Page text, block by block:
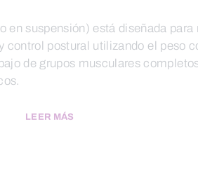
en suspensión) está diseñada para
control postural utilizando el peso
de grupos musculares
LEER MÁS